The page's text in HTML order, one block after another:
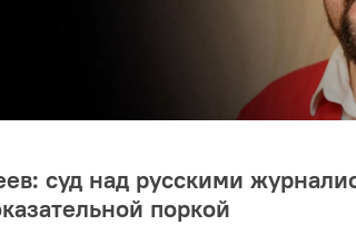
суд над русскими
поркой